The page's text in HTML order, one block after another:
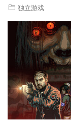
独立游戏